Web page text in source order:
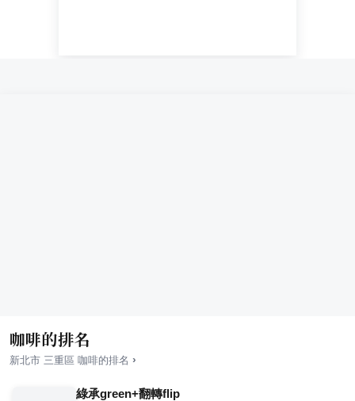
咖啡的排名
新北市 三重區 咖啡的排名 ›
綠承green+翻轉flip